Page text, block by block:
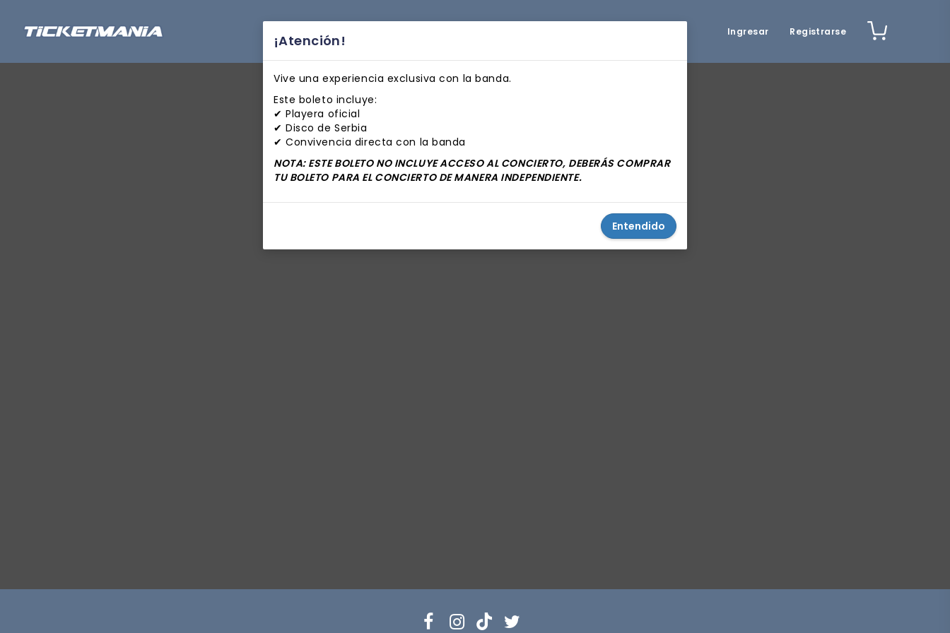
Ingresar Registrarse
¡Atención!
Vive una experiencia exclusiva con la banda.
Este boleto incluye:
✔ Playera oficial
✔ Disco de Serbia
✔ Convivencia directa con la banda
NOTA: ESTE BOLETO NO INCLUYE ACCESO AL CONCIERTO, DEBERÁS COMPRAR
TU BOLETO PARA EL CONCIERTO DE MANERA INDEPENDIENTE.
Entendido